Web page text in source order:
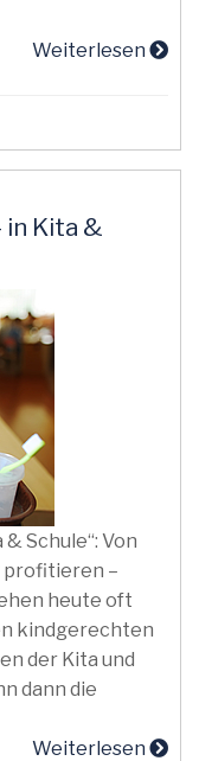
Weiterlesen
in Kita &
Schule“: Von
profitieren –
heute oft
kindgerechten
der Kita und
dann die
Weiterlesen